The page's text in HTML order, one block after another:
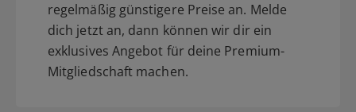
regelmäßig günstigere Preise an. Melde
dich jetzt an, dann können wir dir ein
exklusives Angebot für deine Premium-
Mitgliedschaft machen.